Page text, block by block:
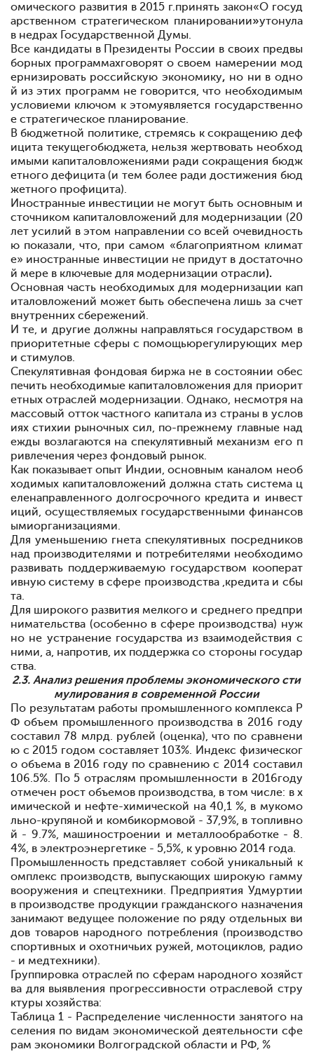
омического развития в 2015 г.принять закон«О госуд
арственном стратегическом планировании»утонула
в недрах Государственной Думы.
Все кандидаты в Президенты России в своих предвы
борных программахговорят о своем намерении мод
ернизировать российскую экономику, но ни в одно
й из этих программ не говорится,что необходимым
условиеми ключом к этомуявляется государственно
е стратегическое планирование.
В бюджетной политике, стремясь к сокращению деф
ицита текущегобюджета, нельзя жертвовать необход
имыми капиталовложениями ради сокращения бюдж
етного дефицита (и тем более ради достижения бюд
жетного профицита).
Иностранные инвестиции не могут быть основным и
сточником капиталовложенийдля модернизации (20
лет усилий в этом направлении со всей очевидность
ю показали,что, при самом «благоприятном климат
е» иностранные инвестиции не придут в достаточно
й мере в ключевые для модернизации отрасли).
Основная часть необходимых для модернизации кап
италовложений может быть обеспечена лишь за счет
внутренних сбережений.
И те, и другие должны направляться государством в
приоритетные сферыс помощьюрегулирующих мер
и стимулов.
Спекулятивная фондовая биржа не в состоянии обес
печить необходимые капиталовложения для приорит
етных отраслей модернизации. Однако, несмотря на
массовый отток частного капитала из страны в услов
иях стихии рыночных сил, по-прежнему главные над
ежды возлагаются на спекулятивный механизм его п
ривлечения через фондовый рынок.
Как показывает опыт Индии, основным каналом необ
ходимых капиталовложений должна стать система ц
еленаправленного долгосрочного кредита и инвест
иций, осуществляемых государственными финансов
ымиорганизациями.
Для уменьшению гнета спекулятивных посредников
над производителями и потребителями необходимо
развивать поддерживаемую государством кооперат
ивную систему в сфере производства ,кредита и сбы
та.
Для широкого развития мелкого и среднего предпри
нимательства (особенно в сфере производства) нуж
но не устранение государства из взаимодействия с
ними,а, напротив, их поддержка со стороны государ
ства.
2.3. Анализ решения проблемы экономического сти
мулирования в современной России
По результатам работы промышленного комплекса Р
Ф объем промышленного производства в 2016 году
составил 78 млрд. рублей (оценка), что по сравнени
ю с 2015 годом составляет 103%. Индекс физическог
о объема в 2016 году по сравнению с 2014 составил
106.5%. По 5 отраслям промышленности в 2016году
отмечен рост объемов производства, в том числе: в х
имической и нефте-химической на 40,1 %, в мукомо
льно-крупяной и комбикормовой - 37,9%, в топливно
й - 9.7%, машиностроении и металлообработке - 8.
4%, в электроэнергетике - 5,5%, к уровню 2014 года.
Промышленность представляет собой уникальный к
омплекс производств, выпускающих широкую гамму
вооружения и спецтехники. Предприятия Удмуртии
в производстве продукции гражданского назначения
занимают ведущее положение по ряду отдельных ви
дов товаров народного потребления (производство
спортивных и охотничьих ружей, мотоциклов, радио
- и медтехники).
Группировка отраслей по сферам народного хозяйст
ва для выявления прогрессивности отраслевой стру
ктуры хозяйства:
Таблица 1 - Распределение численности занятого на
селения по видам экономической деятельности сфе
рам экономики Волгоградской области и РФ, %